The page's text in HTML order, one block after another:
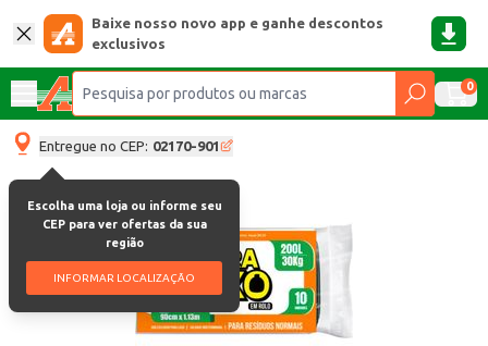
Baixe nosso novo app e ganhe descontos
exclusivos
0
Entregue no CEP: 02170-901
Escolha uma loja ou informe seu
CEP para ver ofertas da sua
região
INFORMAR LOCALIZAÇÃO